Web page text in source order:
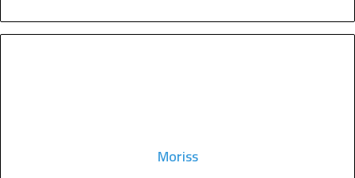
Moriss